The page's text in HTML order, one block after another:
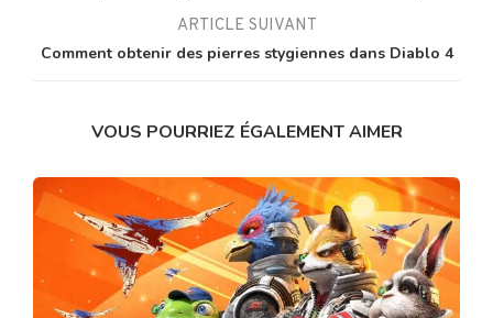
ARTICLE SUIVANT
Comment obtenir des pierres stygiennes dans Diablo 4
VOUS POURRIEZ ÉGALEMENT AIMER